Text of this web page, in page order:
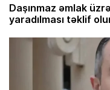
Daşınmaz əmlak
yaradılması təklif